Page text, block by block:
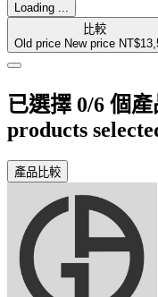
Loading ...
比較
Old price New price
已選擇 0/6 個產
products
產品比較